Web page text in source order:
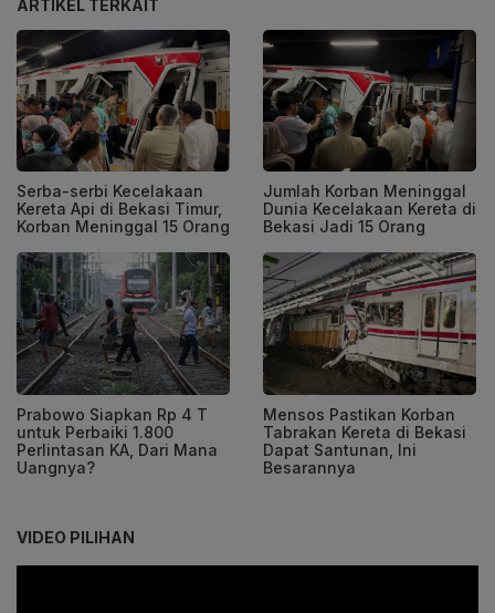
ARTIKEL TERKAIT
Serba-serbi Kecelakaan
Kereta Api di Bekasi Timur,
Korban Meninggal 15 Orang
Jumlah Korban Meninggal
Dunia Kecelakaan Kereta di
Bekasi Jadi 15 Orang
Prabowo Siapkan Rp 4 T
untuk Perbaiki 1.800
Perlintasan KA, Dari Mana
Uangnya?
Mensos Pastikan Korban
Tabrakan Kereta di Bekasi
Dapat Santunan, Ini
Besarannya
VIDEO PILIHAN